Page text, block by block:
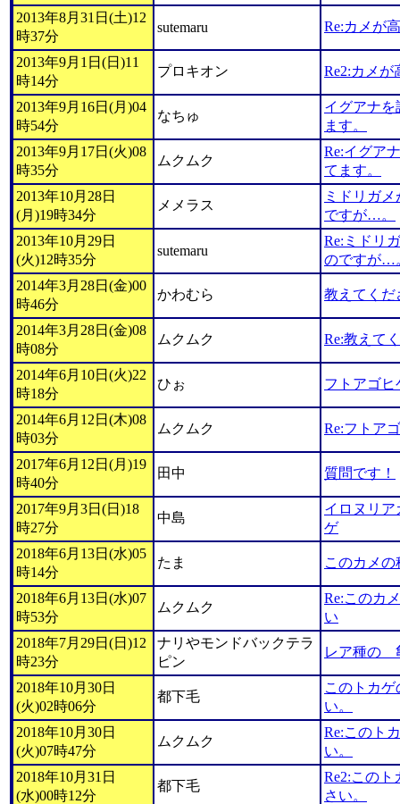
2013年8月31日(土)12
時37分
sutemaru Re:カメが
2013年9月1日(日)11
時14分
プロキオン Re2:カメが
2013年9月16日(月)04
時54分
なちゅ
イグアナ
ます。
2013年9月17日(火)08
時35分
ムクムク
Re:イグア
てます。
2013年10月28日
(月)19時34分
メメラス
ミドリガ
ですが…。
2013年10月29日
(火)12時35分
sutemaru
Re:ミドリ
のですが…
2014年3月28日(金)00
時46分
かわむら 教えてくだ
2014年3月28日(金)08
時08分
ムクムク Re:教えて
2014年6月10日(火)22
時18分
ひぉ フトアゴヒ
2014年6月12日(木)08
時03分
ムクムク Re:フトア
2017年6月12日(月)19
時40分
田中 質問です！
2017年9月3日(日)18
時27分
中島
イロヌリ
ゲ
2018年6月13日(水)05
時14分
たま このカメ
2018年6月13日(水)07
時53分
ムクムク
Re:このカ
い
2018年7月29日(日)12
時23分
ナリやモンドバックテラ
ピン
レア種の
2018年10月30日
(火)02時06分
都下毛
このトカ
い。
2018年10月30日
(火)07時47分
ムクムク
Re:このト
い。
2018年10月31日
(水)00時12分
都下毛
Re2:この
さい。